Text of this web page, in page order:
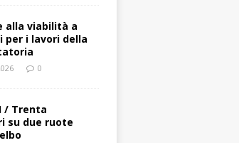
alla viabilità a
per i lavori della
0
/ Trenta
su due ruote